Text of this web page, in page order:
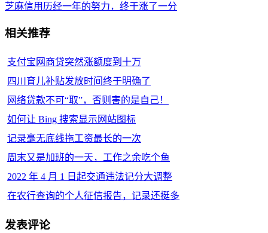
芝麻信用历经一年的努力，终于涨了一分
相关推荐
支付宝网商贷突然涨额度到十万
四川育儿补贴发放时间终于明确了
网络贷款不可“取”，否则害的是自己！
如何让 Bing 搜索显示网站图标
记录毫无底线拖工资最长的一次
周末又是加班的一天，工作之余吃个鱼
2022 年 4 月 1 日起交通违法记分大调整
在农行查询的个人征信报告，记录还挺多
发表评论